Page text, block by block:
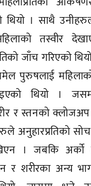
थियो । साथै
तस्वीर
जाँच गरिएको
पुरुषलाई
थियो ।
र स्तनको क्लोजअप
अनुहारप्रतिको
। जबकि अर्को
र शरीरका अन्य